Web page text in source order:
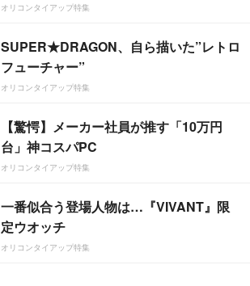
オリコンタイアップ特集
SUPER★DRAGON、自ら描いた”レトロ
フューチャー”
オリコンタイアップ特集
【驚愕】メーカー社員が推す「10万円
台」神コスパPC
オリコンタイアップ特集
一番似合う登場人物は…『VIVANT』限
定ウオッチ
オリコンタイアップ特集